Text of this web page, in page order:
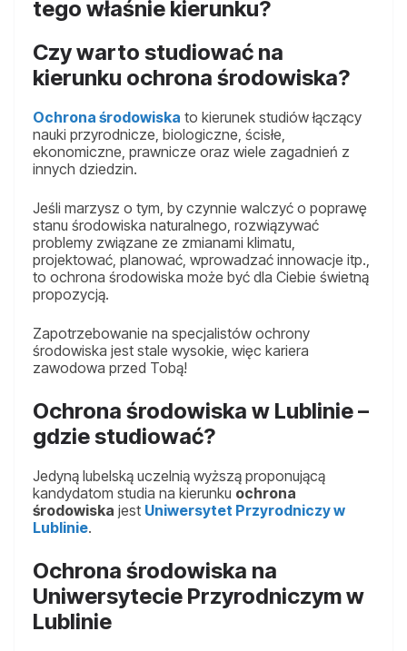
tego właśnie kierunku?
Czy warto studiować na
kierunku ochrona środowiska?
Ochrona środowiska to kierunek studiów łączący
nauki przyrodnicze, biologiczne, ścisłe,
ekonomiczne, prawnicze oraz wiele zagadnień z
innych dziedzin.
Jeśli marzysz o tym, by czynnie walczyć o poprawę
stanu środowiska naturalnego, rozwiązywać
problemy związane ze zmianami klimatu,
projektować, planować, wprowadzać innowacje itp.,
to ochrona środowiska może być dla Ciebie świetną
propozycją.
Zapotrzebowanie na specjalistów ochrony
środowiska jest stale wysokie, więc kariera
zawodowa przed Tobą!
Ochrona środowiska w Lublinie –
gdzie studiować?
Jedyną lubelską uczelnią wyższą proponującą
kandydatom studia na kierunku ochrona
środowiska jest Uniwersytet Przyrodniczy w
Lublinie.
Ochrona środowiska na
Uniwersytecie Przyrodniczym w
Lublinie